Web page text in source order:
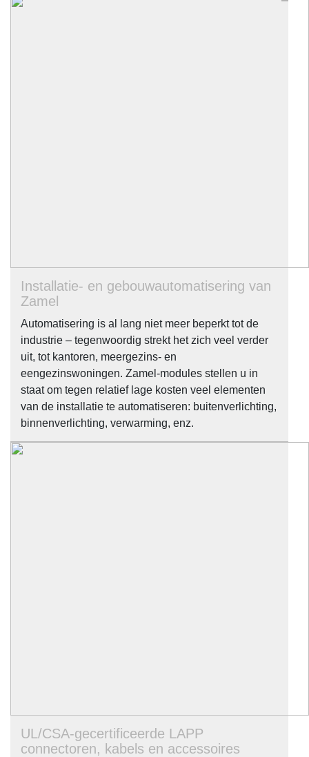
Installatie- en gebouwautomatisering van
Zamel
Automatisering is al lang niet meer beperkt tot de
industrie – tegenwoordig strekt het zich veel verder
uit, tot kantoren, meergezins- en
eengezinswoningen. Zamel-modules stellen u in
staat om tegen relatief lage kosten veel elementen
van de installatie te automatiseren: buitenverlichting,
binnenverlichting, verwarming, enz.
UL/CSA-gecertificeerde LAPP
connectoren, kabels en accessoires